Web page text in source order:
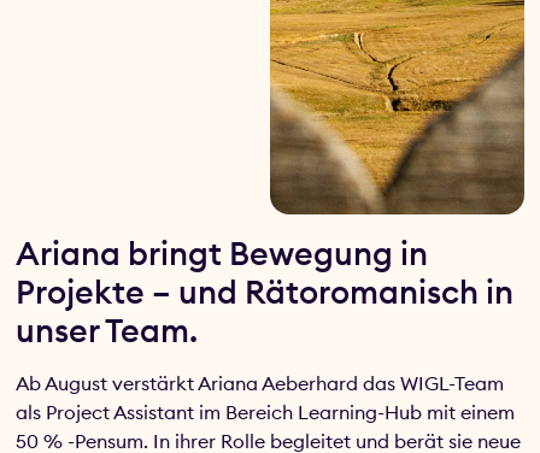
Ariana bringt Bewegung in
Projekte – und Rätoromanisch in
unser Team.
Ab August verstärkt Ariana Aeberhard das WIGL-Team
als Project Assistant im Bereich Learning-Hub mit einem
50 % -Pensum. In ihrer Rolle begleitet und berät sie neue